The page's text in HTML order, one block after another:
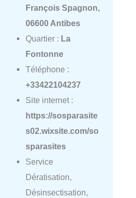
François Spagnon,
06600 Antibes
Quartier : La
Fontonne
Téléphone :
+33422104237
Site internet :
https://sosparasite
s02.wixsite.com/so
sparasites
Service
Dératisation,
Désinsectisation,